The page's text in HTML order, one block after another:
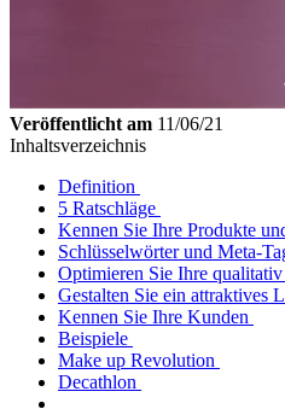
Veröffentlicht am 11/06/21
Inhaltsverzeichnis
Definition
5 Ratschläge
Kennen Sie Ihre Produkte
Schlüsselwörter und Meta-
Optimieren Sie Ihre
Gestalten Sie ein attraktives
Kennen Sie Ihre Kunden
Beispiele
Make up Revolution
Decathlon